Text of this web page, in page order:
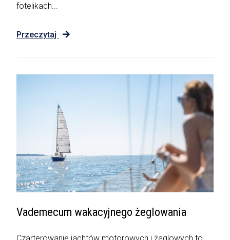
fotelikach...
Przeczytaj
Vademecum wakacyjnego żeglowania